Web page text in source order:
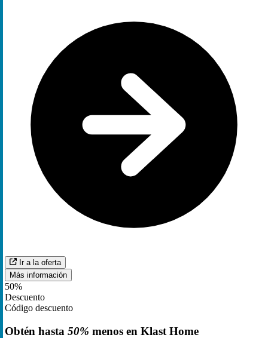
Ir a la oferta
Más información
50%
Descuento
Código descuento
Obtén hasta 50% menos en Klast Home